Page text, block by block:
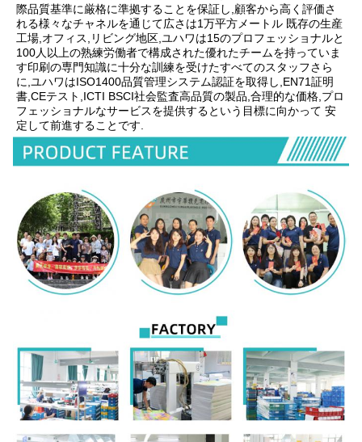
際品質基準に厳格に準拠することを保証し,顧客から高く評価さ
れる様々なチャネルを通じて広さは1万平方メートル 既存の生産
工場,オフィス,リビング地区,ユハワは15のプロフェッショナルと
100人以上の熟練労働者で構成された優れたチームを持っていま
す印刷の専門知識に十分な訓練を受けたすべてのスタッフさら
に,ユハワはISO1400品質管理システム認証を取得し,EN71証明
書,CEテスト,ICTI BSCI社会監査高品質の製品,合理的な価格,プロ
フェッショナルなサービスを提供するという目標に向かって 安
定して前進することです.